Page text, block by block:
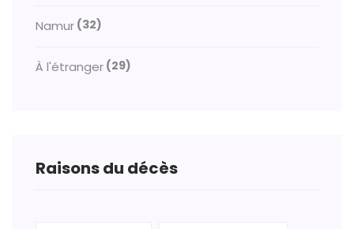
Namur (32)
À l'étranger (29)
Raisons du décès